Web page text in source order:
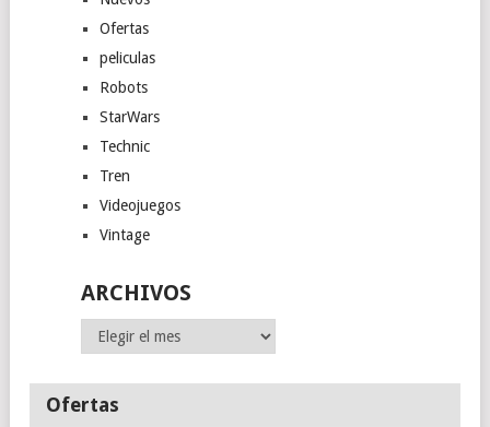
Ofertas
peliculas
Robots
StarWars
Technic
Tren
Videojuegos
Vintage
ARCHIVOS
Archivos
Ofertas